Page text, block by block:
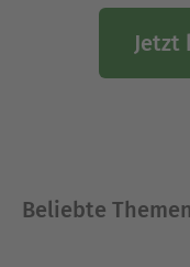
Buch versucht er,
zwei Welten zuJetzt
Beliebte Themen